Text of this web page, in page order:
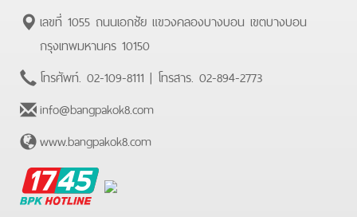
เลขที่ 1055 ถนนเอกชัย แขวงคลองบางบอน เขตบางบอน
กรุงเทพมหานคร 10150
โทรศัพท์. 02-109-8111 | โทรสาร. 02-894-2773
info@bangpakok8.com
www.bangpakok8.com
BPK
Hotline